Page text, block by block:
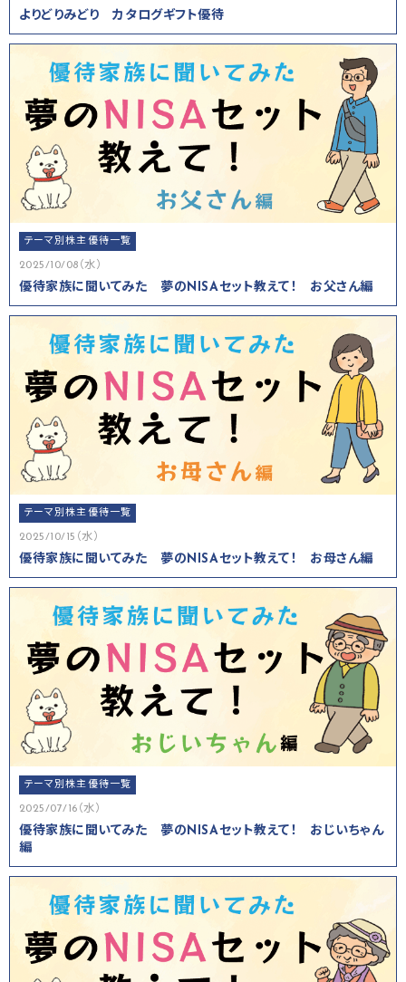
よりどりみどり カタログギフト優待
テーマ別株主優待一覧
2025/10/08（水）
優待家族に聞いてみた 夢のNISAセット教えて！ お父さん編
テーマ別株主優待一覧
2025/10/15（水）
優待家族に聞いてみた 夢のNISAセット教えて！ お母さん編
テーマ別株主優待一覧
2025/07/16（水）
優待家族に聞いてみた 夢のNISAセット教えて！ おじいちゃん
編